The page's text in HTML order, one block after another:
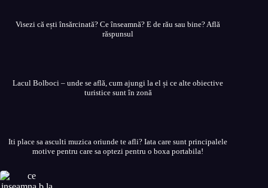
Visezi că ești însărcinată? Ce înseamnă? E de rău sau bine? Află
răspunsul
Lacul Bolboci – unde se află, cum ajungi la el și ce alte obiective
turistice sunt în zonă
Iti place sa asculti muzica oriunde te afli? Iata care sunt principalele
motive pentru care sa optezi pentru o boxa portabila!